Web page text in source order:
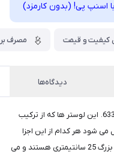
کیفیت و قیمت مصرف
دیدگاه‌ها
لوستر لوکس و مدرن فانتزی طرح دایره کد 6_633. این لوستر ها که از ترکیب
می شود هر کدام از این اجزا
هم خود دارای دو سایز کوچک 17 سانتیمتری و بزرگ 25 سانتیمتری هستند و می